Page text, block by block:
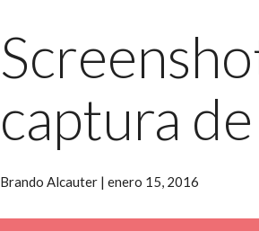
captura
Brando Alcauter | enero 15, 2016